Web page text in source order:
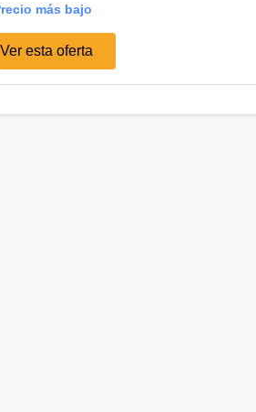
más bajo
Ver esta oferta